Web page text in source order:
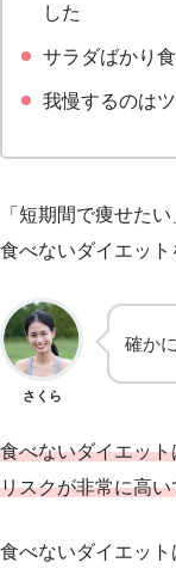
した
サラダばかり
我慢するのはツ
「短期間で痩せた
食べないダイエット
さくら
確か
食べないダイエッ
リスクが非常に高い
食べないダイエッ